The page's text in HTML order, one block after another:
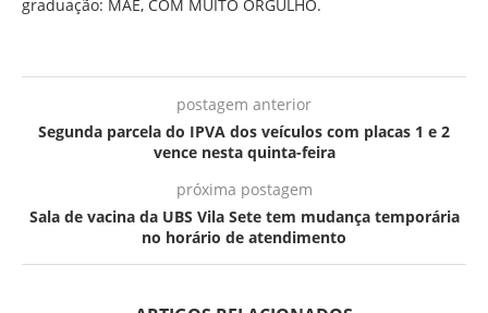
graduação: MÃE, COM MUITO ORGULHO.
postagem anterior
Segunda parcela do IPVA dos veículos com placas 1 e 2
vence nesta quinta-feira
próxima postagem
Sala de vacina da UBS Vila Sete tem mudança temporária
no horário de atendimento